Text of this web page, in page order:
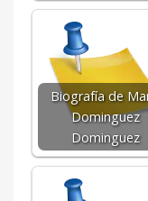
Biografía de
Dominguez
Dominguez